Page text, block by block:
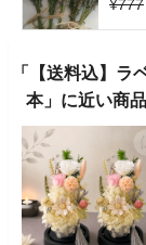
「【送料込】
本」に近い商品